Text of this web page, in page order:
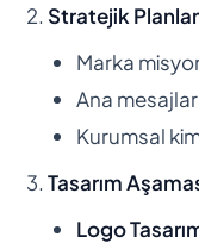
Stratejik
Marka
Ana
Kurumsal
Tasarım
Logo